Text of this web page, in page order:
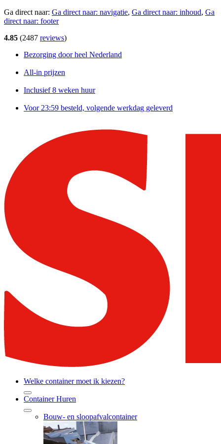
Ga direct naar: Ga direct naar: navigatie, Ga direct naar: inhoud, Ga
direct naar: footer
4.85 (2487 reviews)
Bezorging door heel Nederland
All-in prijzen
Inclusief 8 weken huur
Voor 23:59 besteld, volgende werkdag geleverd
Welke container moet ik kiezen?
Container Huren
Bouw- en sloopafvalcontainer